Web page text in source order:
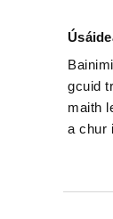
gcuid
maith
a chur
Bunscoil